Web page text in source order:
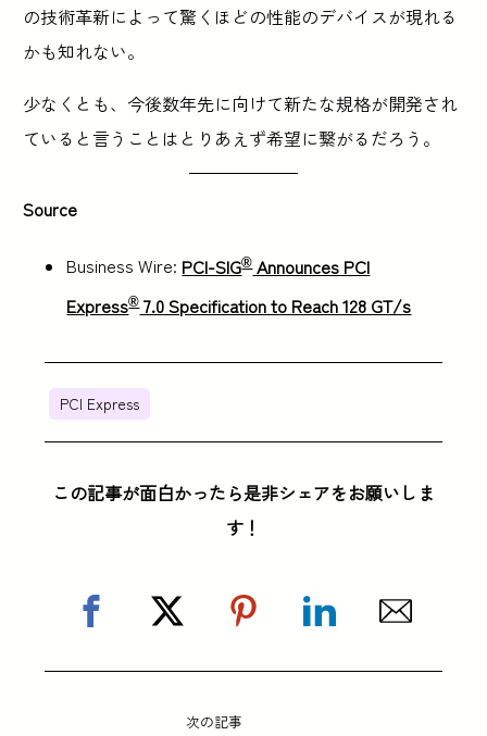
の技術革新によって驚くほどの性能のデバイスが現れる
かも知れない。
少なくとも、今後数年先に向けて新たな規格が開発され
ていると言うことはとりあえず希望に繋がるだろう。
Source
Business Wire: PCI-SIG®Announces PCI
Express®7.0 Specification to Reach 128 GT/s
PCI Express
この記事が面白かったら是非シェアをお願いしま
す！
次の記事